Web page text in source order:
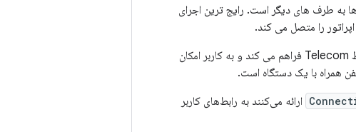
را متصل می کند.
یک رابط کاربری برای تماس های مدیریت شده توسط Telecom فراهم می کند و به کاربر امکان
همراه با یک دستگاه است.
ارائه می‌کنند به رابط‌های کاربر